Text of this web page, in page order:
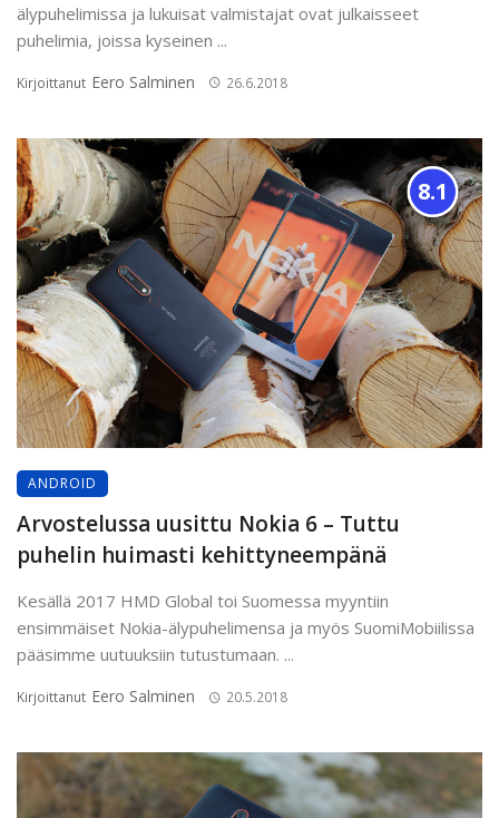
älypuhelimissa ja lukuisat valmistajat ovat julkaisseet
puhelimia, joissa kyseinen ...
Kirjoittanut Eero Salminen 26.6.2018
8.1
ANDROID
Arvostelussa uusittu Nokia 6 – Tuttu
puhelin huimasti kehittyneempänä
Kesällä 2017 HMD Global toi Suomessa myyntiin
ensimmäiset Nokia-älypuhelimensa ja myös SuomiMobiilissa
pääsimme uutuuksiin tutustumaan. ...
Kirjoittanut Eero Salminen 20.5.2018